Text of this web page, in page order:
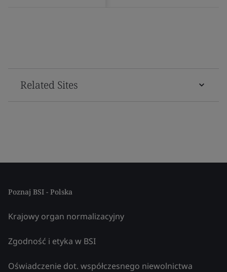
Related Sites
Poznaj BSI - Polska
Krajowy organ normalizacyjny
Zgodność i etyka w BSI
Oświadczenie dot. współczesnego niewolnictwa